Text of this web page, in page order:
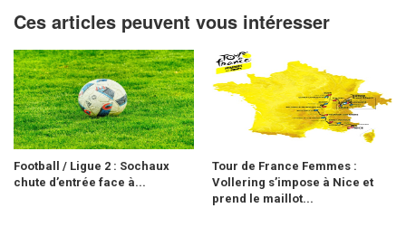
Ces articles peuvent vous intéresser
Football / Ligue 2 : Sochaux
chute d’entrée face à...
Tour de France Femmes :
Vollering s’impose à Nice et
prend le maillot...